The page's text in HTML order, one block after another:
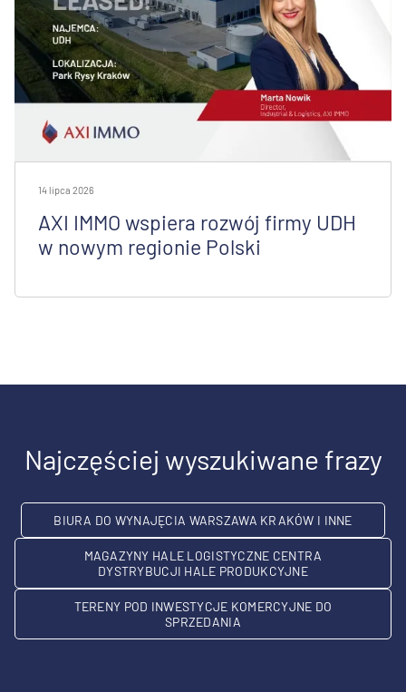
14 lipca 2026
AXI IMMO wspiera rozwój firmy UDH
w nowym regionie Polski
Najczęściej wyszukiwane frazy
BIURA DO WYNAJĘCIA WARSZAWA KRAKÓW I INNE
MAGAZYNY HALE LOGISTYCZNE CENTRA
DYSTRYBUCJI HALE PRODUKCYJNE
TERENY POD INWESTYCJE KOMERCYJNE DO
SPRZEDANIA